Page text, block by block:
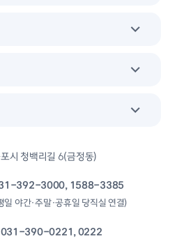
시 청백리길 6(금정동)
392-3000, 1588-3385
야간·주말·공휴일 당직실 연결)
031-390-0221, 0222